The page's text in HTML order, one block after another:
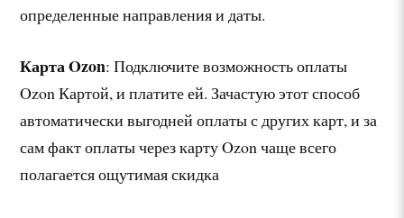
определенные направления и даты.
Карта Ozon: Подключите возможность оплаты
Ozon Картой, и платите ей. Зачастую этот способ
автоматически выгодней оплаты с других карт, и за
сам факт оплаты через карту Ozon чаще всего
полагается ощутимая скидка